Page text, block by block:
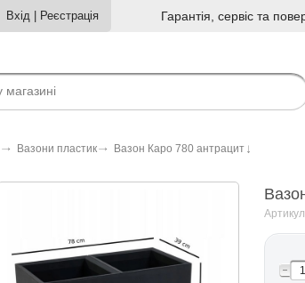
Вхід Реєстрація Гарантія, сервіс та
Вазони пластик Вазон Каро 780 антрацит